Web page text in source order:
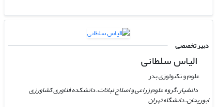
دبیر تخصصی
الیاس سلطانی
علوم و تکنولوژی بذر
دانشیار،گروه علوم زراعی و اصلاح نباتات، دانشکده فناوری کشاورزی
ابوریحان، دانشگاه تهران